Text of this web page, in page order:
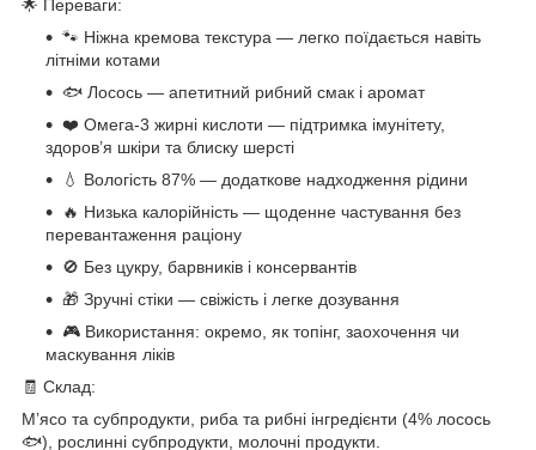
🌟 Переваги:
🐾 Ніжна кремова текстура — легко поїдається навіть
літніми котами
🐟 Лосось — апетитний рибний смак і аромат
❤️ Омега-3 жирні кислоти — підтримка імунітету,
здоров’я шкіри та блиску шерсті
💧 Вологість 87% — додаткове надходження рідини
🔥 Низька калорійність — щоденне частування без
перевантаження раціону
🚫 Без цукру, барвників і консервантів
🎁 Зручні стіки — свіжість і легке дозування
🎮 Використання: окремо, як топінг, заохочення чи
маскування ліків
🧾 Склад:
М’ясо та субпродукти, риба та рибні інгредієнти (4% лосось
🐟), рослинні субпродукти, молочні продукти.